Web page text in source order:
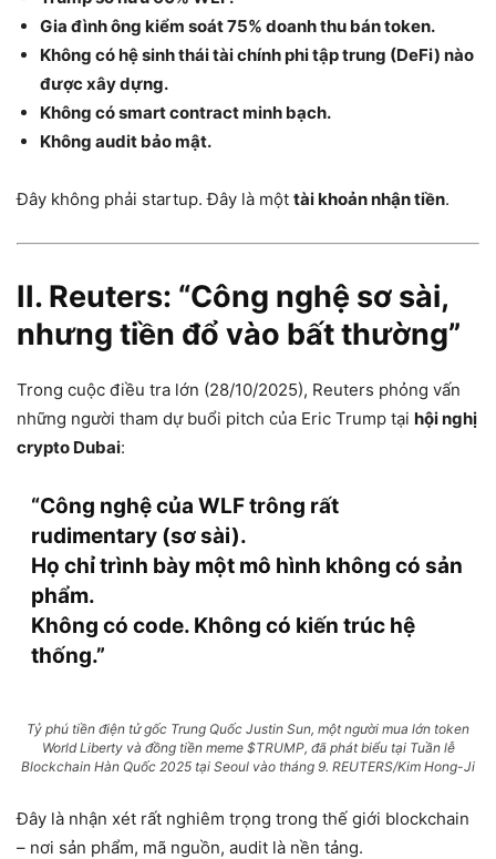
Gia đình ông kiểm soát 75% doanh thu bán token.
Không có hệ sinh thái tài chính phi tập trung (DeFi) nào
được xây dựng.
Không có smart contract minh bạch.
Không audit bảo mật.
Đây không phải startup. Đây là một tài khoản nhận tiền.
II. Reuters: “Công nghệ sơ sài,
nhưng tiền đổ vào bất thường”
Trong cuộc điều tra lớn (28/10/2025), Reuters phỏng vấn
những người tham dự buổi pitch của Eric Trump tại hội nghị
crypto Dubai:
“Công nghệ của WLF trông rất
rudimentary(sơ sài).
Họ chỉ trình bày một mô hình không có sản
phẩm.
Không có code. Không có kiến trúc hệ
thống.”
Tỷ phú tiền điện tử gốc Trung Quốc Justin Sun, một người mua lớn token
World Liberty và đồng tiền meme $TRUMP, đã phát biểu tại Tuần lễ
Blockchain Hàn Quốc 2025 tại Seoul vào tháng 9. REUTERS/Kim Hong-Ji
Đây là nhận xét rất nghiêm trọng trong thế giới blockchain
– nơi sản phẩm, mã nguồn, audit là nền tảng.